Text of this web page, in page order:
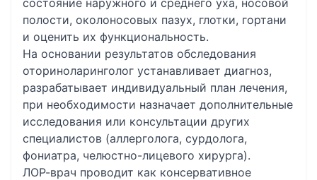
состояние наружного и среднего уха, носовой
полости, околоносовых пазух, глотки, гортани
и оценить их функциональность.
На основании результатов обследования
оториноларинголог устанавливает диагноз,
разрабатывает индивидуальный план лечения,
при необходимости назначает дополнительные
исследования или консультации других
специалистов (аллерголога, сурдолога,
фониатра, челюстно-лицевого хирурга).
ЛОР-врач проводит как консервативное